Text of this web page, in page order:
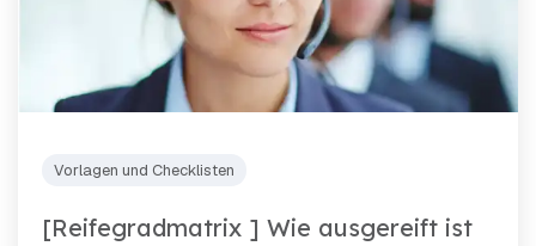
Vorlagen und Checklisten
[Reifegradmatrix ] Wie ausgereift ist